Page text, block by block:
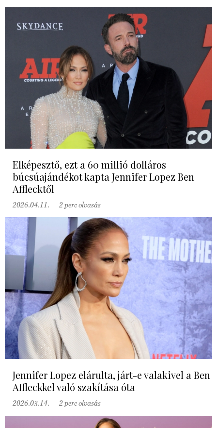
Elképesztő, ezt a 60 millió dolláros
búcsúajándékot kapta Jennifer Lopez Ben
Afflecktől
2026.04.11. 2 perc olvasás
Jennifer Lopez elárulta, járt-e valakivel a Ben
Affleckkel való szakítása óta
2026.03.14. 2 perc olvasás